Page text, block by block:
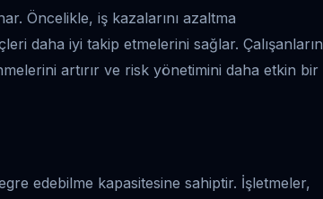
Öncelikle, iş kazalarını azaltma
daha iyi takip etmelerini sağlar. Çalışanların
artırır ve risk yönetimini daha etkin bir
edebilme kapasitesine sahiptir. İşletmeler,